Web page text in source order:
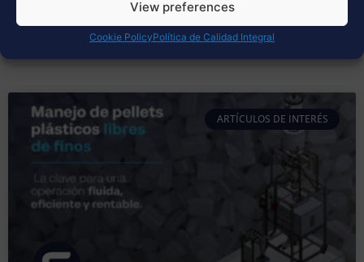
View preferences
Cookie PolicyPolítica de Calidad Integral
marzo 31, 2026 No hay comentarios
ARTÍCULOS DE INTERÉS